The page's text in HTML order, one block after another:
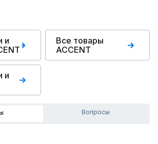
и
Все товары
ACCENT
и
Вопросы